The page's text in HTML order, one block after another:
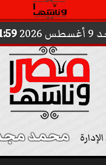
 
2026
محمد